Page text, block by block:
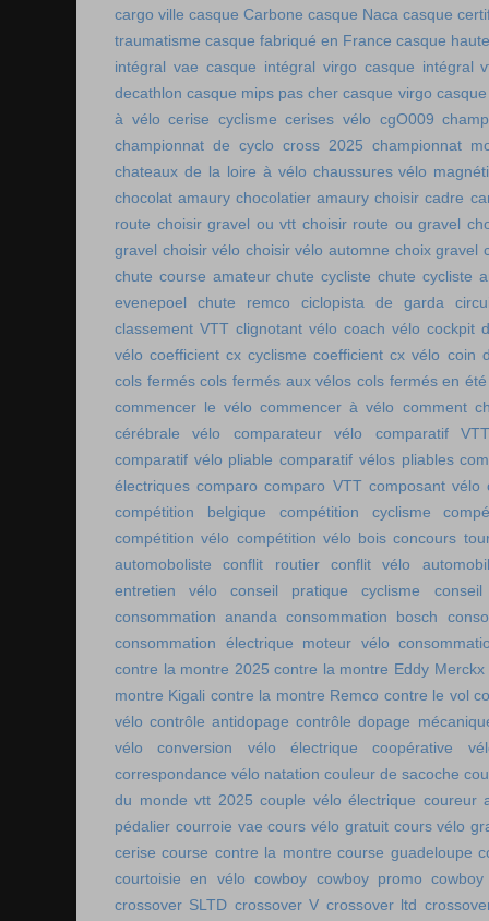
cargo ville casque Carbone casque Naca casque
traumatisme casque fabriqué en France casque
intégral vae casque intégral virgo casque intégral
decathlon casque mips pas cher casque virgo
à vélo cerise cyclisme cerises vélo cgO009
championnat de cyclo cross 2025 championnat
chateaux de la loire à vélo chaussures vélo
chocolat amaury chocolatier amaury choisir cadre
route choisir gravel ou vtt choisir route ou gravel
gravel choisir vélo choisir vélo automne choix gravel
chute course amateur chute cycliste chute cycliste
evenepoel
chute remco ciclopista de garda
classement VTT clignotant vélo coach vélo cockpit
vélo coefficient cx cyclisme coefficient cx vélo coin
cols fermés cols fermés aux vélos cols fermés en été
commencer le vélo commencer à vélo comment
cérébrale vélo
comparateur vélo
comparatif
comparatif vélo pliable comparatif vélos pliables
électriques comparo comparo VTT composant vélo
compétition belgique
compétition cyclisme
compétition vélo compétition vélo bois concours
automoboliste
conflit routier
conflit vélo
entretien vélo
conseil pratique cyclisme
consommation ananda consommation bosch
consommation électrique moteur vélo
contre la montre 2025 contre la montre Eddy Merckx
montre Kigali contre la montre Remco contre le vol
vélo contrôle antidopage contrôle dopage
vélo
conversion vélo électrique
coopérative
correspondance vélo natation couleur de sacoche
du monde vtt 2025 couple vélo électrique coureur
pédalier courroie vae cours vélo gratuit cours vélo
cerise course contre la montre course guadeloupe
courtoisie en vélo cowboy cowboy promo
crossover SLTD crossover V crossover ltd